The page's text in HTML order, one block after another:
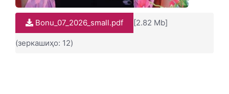
Bonu_07_2026_small.pdf [2.82 Mb]
(зеркашиҳо: 12)